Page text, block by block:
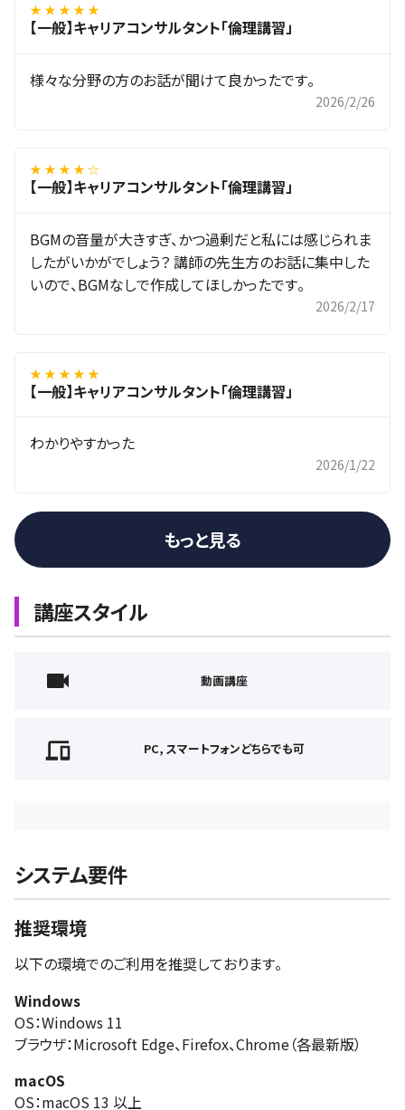
★ ★ ★ ★ ★
【一般】キャリアコンサルタント「倫理講習」
様々な分野の方のお話が聞けて良かったです。
2026/2/26
★ ★ ★ ★ ☆
【一般】キャリアコンサルタント「倫理講習」
BGMの音量が大きすぎ、かつ過剰だと私には感じられま
したがいかがでしょう？ 講師の先生方のお話に集中した
いので、BGMなしで作成してほしかったです。
2026/2/17
★ ★ ★ ★ ★
【一般】キャリアコンサルタント「倫理講習」
わかりやすかった
2026/1/22
もっと見る
講座スタイル
動画講座
PC, スマートフォンどちらでも可
システム要件
推奨環境
以下の環境でのご利用を推奨しております。
Windows
OS：Windows 11
ブラウザ：Microsoft Edge、Firefox、Chrome（各最新版）
macOS
OS：macOS 13 以上